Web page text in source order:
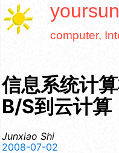
computer,
信息系统计
B/S到云计算
Junxiao Shi
2008-07-02